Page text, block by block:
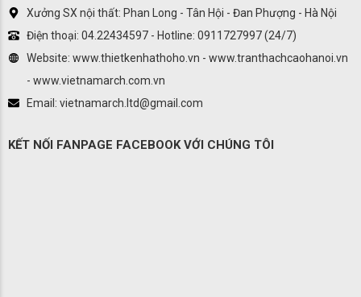
Xưởng SX nội thất: Phan Long - Tân Hội - Đan Phượng - Hà Nội
Điện thoại: 04.22434597 - Hotline: 0911727997 (24/7)
Website: www.thietkenhathoho.vn - www.tranthachcaohanoi.vn
- www.vietnamarch.com.vn
Email: vietnamarch.ltd@gmail.com
KẾT NỐI FANPAGE FACEBOOK VỚI CHÚNG TÔI